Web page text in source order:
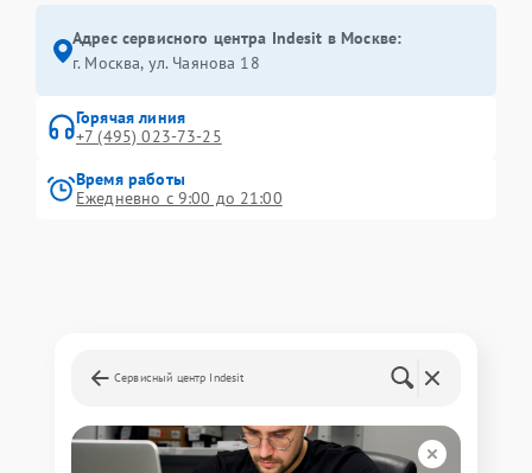
Адрес сервисного центра Indesit в Москве:
г. Москва, ул. Чаянова 18
Горячая линия
+7 (495) 023-73-25
Время работы
Ежедневно с 9:00 до 21:00
Сервисный центр Indesit